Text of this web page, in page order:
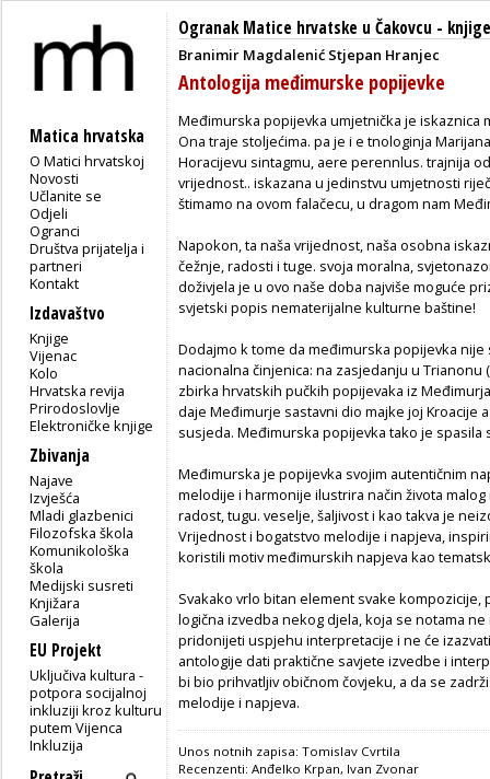
Matica hrvatska
O Matici hrvatskoj
Novosti
Učlanite se
Odjeli
Ogranci
Društva prijatelja i
partneri
Kontakt
Izdavaštvo
Knjige
Vijenac
Kolo
Hrvatska revija
Prirodoslovlje
Elektroničke knjige
Zbivanja
Najave
Izvješća
Mladi glazbenici
Filozofska škola
Komunikološka
škola
Medijski susreti
Knjižara
Galerija
EU Projekt
Uključiva kultura -
potpora socijalnoj
inkluziji kroz kulturu
putem Vijenca
Inkluzija
Ogranak Matice hrvatske u Čakovcu - knjige
Branimir Magdalenić Stjepan Hranjec
Antologija međimurske popijevke
Međimurska popijevka umjetnička je iskaznica
Ona traje stoljećima. pa je i e tnologinja
Horacijevu sintagmu, aere perennlus. trajnija
vrijednost.. iskazana u jedinstvu umjetnosti
štimamo na ovom falačecu, u dragom nam
Napokon, ta naša vrijednost, naša osobna
čežnje, radosti i tuge. svoja moralna,
doživjela je u ovo naše doba najviše moguće
svjetski popis nematerijalne kulturne baštine!
Dodajmo k tome da međimurska popijevka
nacionalna činjenica: na zasjedanju u Trianonu
zbirka hrvatskih pučkih popijevaka iz
daje Međimurje sastavni dio majke joj Kroacije
susjeda. Međimurska popijevka tako je spasila
Međimurska je popijevka svojim autentičnim
melodije i harmonije ilustrira način života
radost, tugu. veselje, šaljivost i kao takva je
Vrijednost i bogatstvo melodije i napjeva,
koristili motiv međimurskih napjeva kao
Svakako vrlo bitan element svake
logična izvedba nekog djela, koja se notama
pridonijeti uspjehu interpretacije i ne će
antologije dati praktične savjete izvedbe i
bi bio prihvatljiv običnom čovjeku, a da se
melodije i napjeva.
Unos notnih zapisa: Tomislav Cvrtila
Recenzenti: Anđelko Krpan, Ivan Zvonar